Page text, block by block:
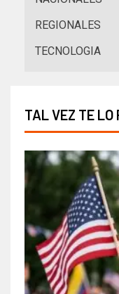
REGIONALES
TECNOLOGIA
TAL VEZ TE LO